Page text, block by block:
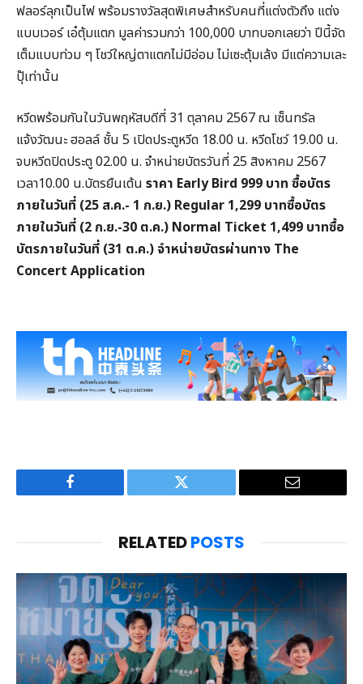
ฟลอร์ลุกเป็นไฟ พร้อมรางวัลสุดพิเศษสำหรับคนที่แต่งตัวถึง แต่ง
แบบเวอร์ เอ๋ตุ้มแตก มูลค่ารวมกว่า 100,000 บาทบอกเลยว่า ปีนี้จัด
เต็มแบบท่วม ๆ โชว์ใหญ่ตาแตกไม่มีอ่อม ไม่เซะตุ้มเล้ง มีแต่ความเละ
ปุ๊เท่านั้น
หวีดพร้อมกันในวันพฤหัสบดีที่ 31 ตุลาคม 2567 ณ เซ็นทรัล
แจ้งวัฒนะ ฮอลล์ ชั้น 5 เปิดประตูหวีด 18.00 น. หวีดโชว์ 19.00 น.
จบหวีดปิดประตู 02.00 น. จำหน่ายบัตรวันที่ 25 สิงหาคม 2567
เวลา10.00 น.บัตรยืนเต้น ราคา Early Bird 999 บาท ซื้อบัตร
ภายในวันที่ (25 ส.ค.- 1 ก.ย.) Regular 1,299 บาทซื้อบัตร
ภายในวันที่ (2 ก.ย.-30 ต.ค.) Normal Ticket 1,499 บาทซื้อ
บัตรภายในวันที่ (31 ต.ค.) จำหน่ายบัตรผ่านทาง The
Concert Application
Facebook Twitter Email
RELATEDPOSTS